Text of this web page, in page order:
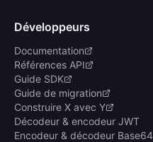
Développeurs
Documentation
Références API
Guide SDK
Guide de migration
Construire X avec Y
Décodeur & encodeur JWT
Encodeur & décodeur Base64